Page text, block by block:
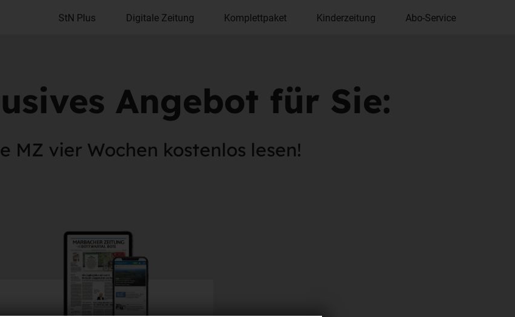
StN Plus Digitale Zeitung Komplettpaket Kinderzeitung Abo-Service
Angebot für Sie:
MZ vier Wochen kostenlos lesen!